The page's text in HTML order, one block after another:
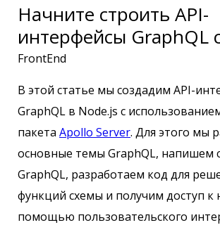
Начните строить API-
интерфейсы GraphQL
FrontEnd
В этой статье мы создадим API-
GraphQL в Node.js с
пакета Apollo Server. Для этого мы
основные темы GraphQL, напишем
GraphQL, разработаем код для
функций схемы и получим доступ к
помощью пользовательского